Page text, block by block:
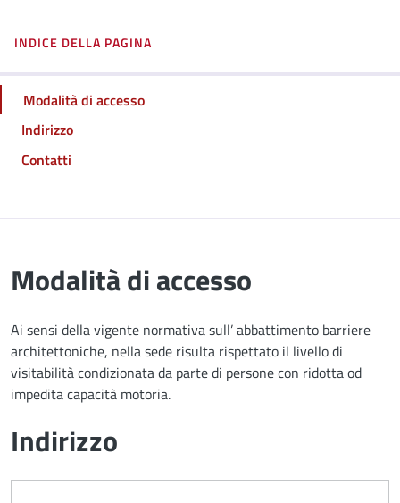
INDICE DELLA PAGINA
Modalità di accesso
Indirizzo
Contatti
Modalità di accesso
Ai sensi della vigente normativa sull’ abbattimento barriere
architettoniche, nella sede risulta rispettato il livello di
visitabilità condizionata da parte di persone con ridotta od
impedita capacità motoria.
Indirizzo